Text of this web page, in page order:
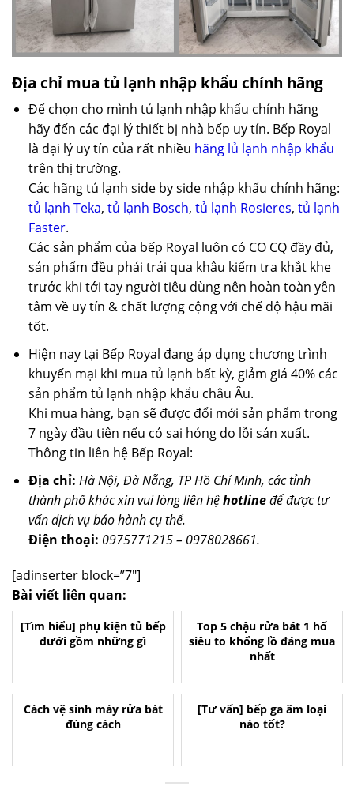
Địa chỉ mua tủ lạnh nhập khẩu chính hãng
Để chọn cho mình tủ lạnh nhập khẩu chính hãng
hãy đến các đại lý thiết bị nhà bếp uy tín. Bếp Royal
là đại lý uy tín của rất nhiều hãng lủ lạnh nhập khẩu
trên thị trường.
Các hãng tủ lạnh side by side nhập khẩu chính hãng:
tủ lạnh Teka, tủ lạnh Bosch, tủ lạnh Rosieres, tủ lạnh
Faster.
Các sản phẩm của bếp Royal luôn có CO CQ đầy đủ,
sản phẩm đều phải trải qua khâu kiểm tra khắt khe
trước khi tới tay người tiêu dùng nên hoàn toàn yên
tâm về uy tín & chất lượng cộng với chế độ hậu mãi
tốt.
Hiện nay tại Bếp Royal đang áp dụng chương trình
khuyến mại khi mua tủ lạnh bất kỳ, giảm giá 40% các
sản phẩm tủ lạnh nhập khẩu châu Âu.
Khi mua hàng, bạn sẽ được đổi mới sản phẩm trong
7 ngày đầu tiên nếu có sai hỏng do lỗi sản xuất.
Thông tin liên hệ Bếp Royal:
Địa chỉ: Hà Nội, Đà Nẵng, TP Hồ Chí Minh, các tỉnh
thành phố khác xin vui lòng liên hệhotlineđể được tư
vấn dịch vụ bảo hành cụ thể.
Điện thoại: 0975771215 – 0978028661.
[adinserter block=”7″]
Bài viết liên quan:
[Tìm hiểu] phụ kiện tủ bếp
dưới gồm những gì
Top 5 chậu rửa bát 1 hố
siêu to khổng lồ đáng mua
nhất
Cách vệ sinh máy rửa bát
đúng cách
[Tư vấn] bếp ga âm loại
nào tốt?